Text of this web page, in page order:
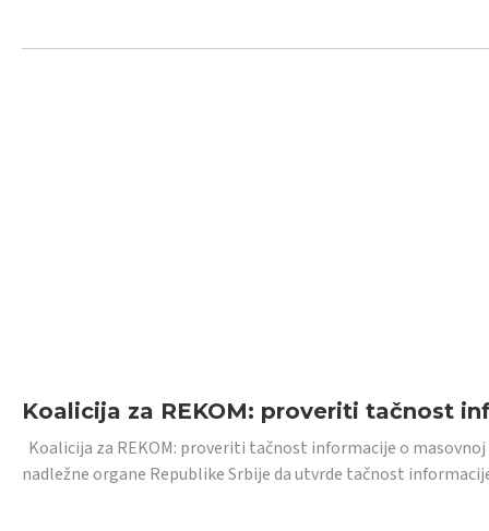
Koalicija za REKOM: proveriti tačnost
Koalicija za REKOM: proveriti tačnost informacije o
nadležne organe Republike Srbije da utvrde tačnost